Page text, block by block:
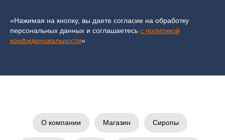
«Нажимая на кнопку, вы даете согласие на обработку
персональных данных и соглашаетесь c политикой
конфиденциальности»
О компании Магазин Сиропы